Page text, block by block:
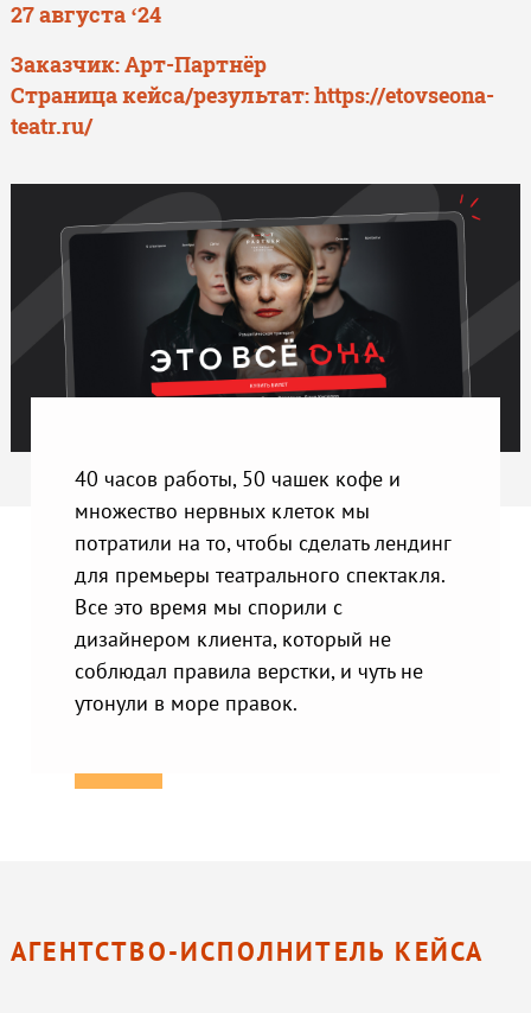
27 августа ‘24
Заказчик: Арт-Партнёр
Страница кейса/результат:https://etovseona-
teatr.ru/
40 часов работы, 50 чашек кофе и
множество нервных клеток мы
потратили на то, чтобы сделать лендинг
для премьеры театрального спектакля.
Все это время мы спорили с
дизайнером клиента, который не
соблюдал правила верстки, и чуть не
утонули в море правок.
АГЕНТСТВО-ИСПОЛНИТЕЛЬ КЕЙСА